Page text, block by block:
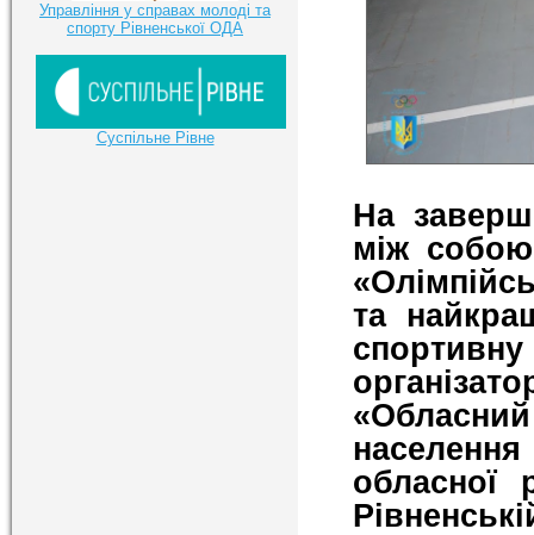
На
між
та
обласної
Управління у справах молоді та
спорту Рівненської ОДА
Суспільне Рівне